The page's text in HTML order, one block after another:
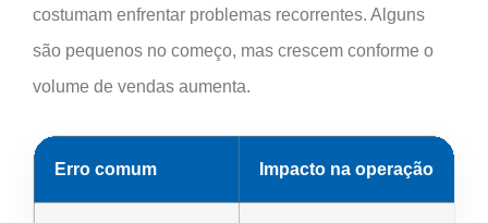
costumam enfrentar problemas recorrentes. Alguns
são pequenos no começo, mas crescem conforme o
volume de vendas aumenta.
Erro comum Impacto na operação